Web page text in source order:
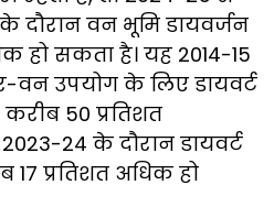
दौरान वन भूमि डायवर्जन
हो सकता है। यह 2014-15
वन उपयोग के लिए डायवर्ट
50 प्रतिशत
24 के दौरान डायवर्ट
प्रतिशत अधिक हो